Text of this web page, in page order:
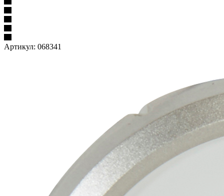
Артикул: 068341